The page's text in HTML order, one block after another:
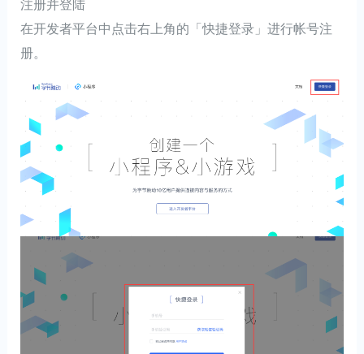
注册并登陆
在开发者平台中点击右上角的「快捷登录」进行帐号注
册。